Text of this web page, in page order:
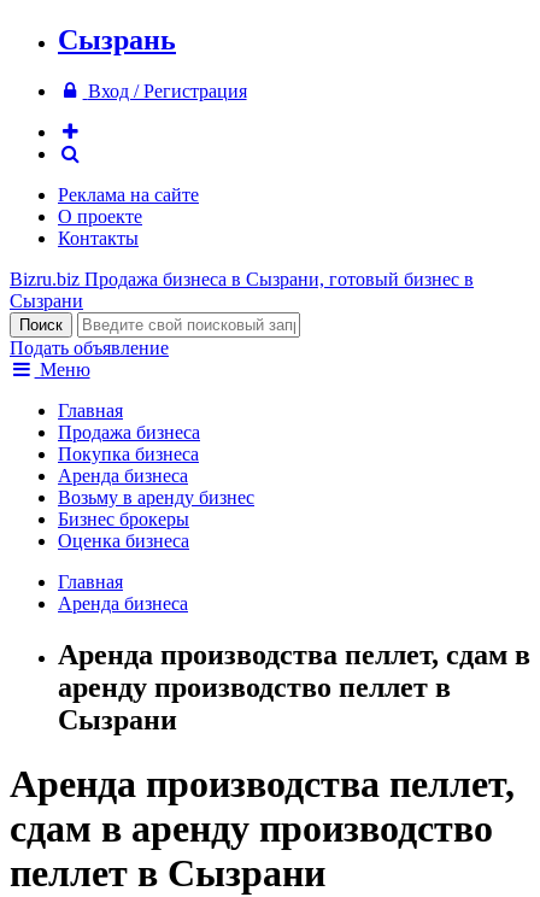
Сызрань
Вход / Регистрация
Реклама на сайте
О проекте
Контакты
Bizru.biz Продажа бизнеса в Сызрани, готовый бизнес в
Сызрани
Подать объявление
Меню
Главная
Продажа бизнеса
Покупка бизнеса
Аренда бизнеса
Возьму в аренду бизнес
Бизнес брокеры
Оценка бизнеса
Главная
Аренда бизнеса
Аренда производства пеллет, сдам в
аренду производство пеллет в
Сызрани
Аренда производства пеллет,
сдам в аренду производство
пеллет в Сызрани